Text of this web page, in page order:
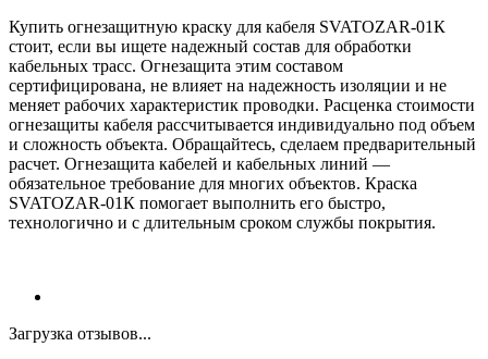
Купить огнезащитную краску для кабеля SVATOZAR-01К
стоит, если вы ищете надежный состав для обработки
кабельных трасс. Огнезащита этим составом
сертифицирована, не влияет на надежность изоляции и не
меняет рабочих характеристик проводки. Расценка стоимости
огнезащиты кабеля рассчитывается индивидуально под объем
и сложность объекта. Обращайтесь, сделаем предварительный
расчет. Огнезащита кабелей и кабельных линий —
обязательное требование для многих объектов. Краска
SVATOZAR-01К помогает выполнить его быстро,
технологично и с длительным сроком службы покрытия.
Загрузка отзывов...